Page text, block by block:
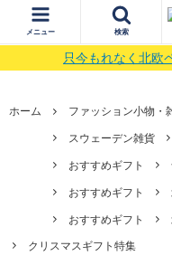
只今もれなく北欧
メニュー 検索
ホーム ファッション小物・
スウェーデン雑貨
おすすめギフト
おすすめギフト
おすすめギフト
クリスマスギフト特集